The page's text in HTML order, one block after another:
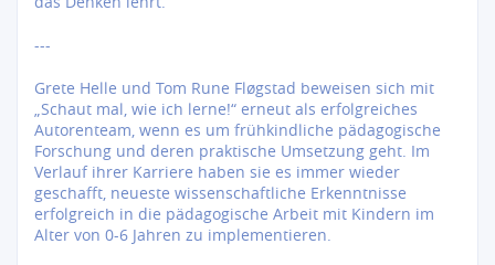
---
Grete Helle und Tom Rune Fløgstad beweisen sich mit
„Schaut mal, wie ich lerne!“ erneut als erfolgreiches
Autorenteam, wenn es um frühkindliche pädagogische
Forschung und deren praktische Umsetzung geht. Im
Verlauf ihrer Karriere haben sie es immer wieder
geschafft, neueste wissenschaftliche Erkenntnisse
erfolgreich in die pädagogische Arbeit mit Kindern im
Alter von 0-6 Jahren zu implementieren.